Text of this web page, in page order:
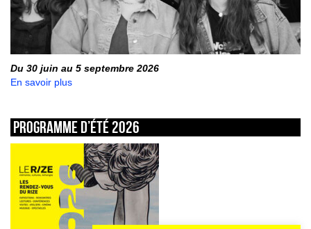
Du 30 juin au 5 septembre 2026
En savoir plus
Programme d’été 2026